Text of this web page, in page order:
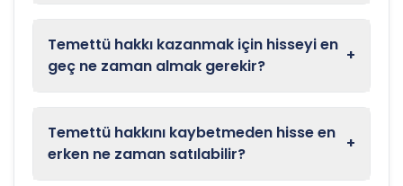
Temettü hakkı kazanmak için hisseyi en
geç ne zaman almak gerekir?
+
Temettü hakkını kaybetmeden hisse en
erken ne zaman satılabilir?
+